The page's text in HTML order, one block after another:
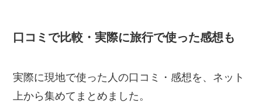
口コミで比較・実際に旅行で使った感想も
実際に現地で使った人の口コミ・感想を、ネット
上から集めてまとめました。